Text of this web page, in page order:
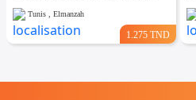
Tunis , Elmanzah
1.275 TND